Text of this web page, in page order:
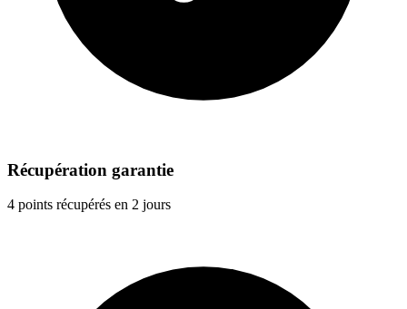
Récupération garantie
4 points récupérés en 2 jours